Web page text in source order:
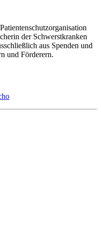
der Schwerstkranken
aus Spenden und
und Förderern.